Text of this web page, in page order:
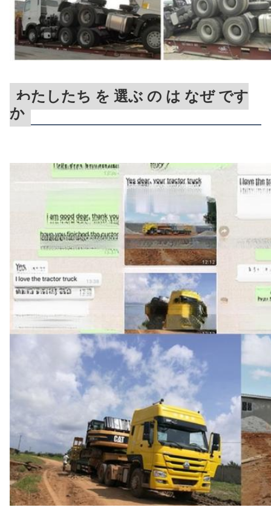
わたしたち を 選ぶ の は なぜ です
か